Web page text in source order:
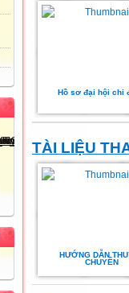
Hồ sơ đại hội chi
TÀI LIỆU
HƯỚNG DẪN
CHUYỂN